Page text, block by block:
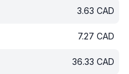
3.63 CAD
7.27 CAD
36.33 CAD